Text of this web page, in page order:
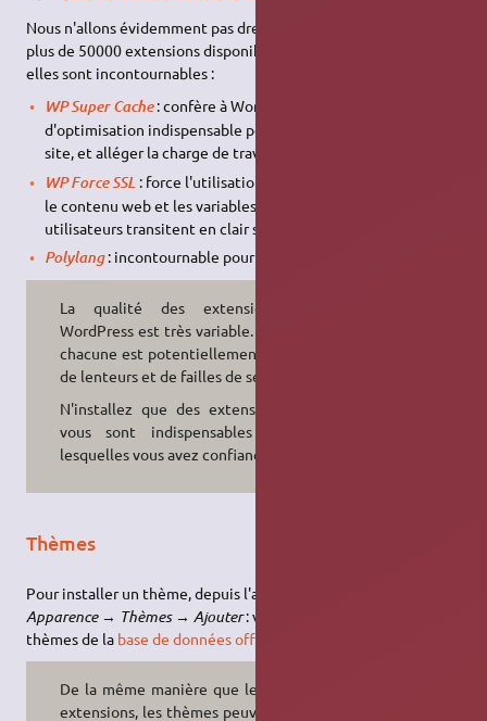
Nous n'allons évidemment pas dresser la liste exhaustive des
plus de 50000 extensions disponibles, mais certaines d'entre
elles sont incontournables :
WP Super Cache: confère à WordPress une fonctionnalité
d'optimisation indispensable pour accélérer l'affichage du
site, et alléger la charge de travail côté serveur.
WP Force SSL : force l'utilisation de
le contenu web et les variables d'identifications des
utilisateurs transitent en clair sur Internet.
Polylang: incontournable pour les sites multilingues.
La qualité des extensions de
WordPress est très variable. De plus,
chacune est potentiellement source
de lenteurs et de failles de sécurités.
N'installez que des extensions qui
vous sont indispensables et en
lesquelles vous avez confiance.
Thèmes
Pour installer un thème, depuis l'administration allez sur
Apparence→ Thèmes→ Ajouter: vous aurez accès à tous les
thèmes de la base de données officielle de WordPress
De la même manière que les autres
extensions, les thèmes peuvent être